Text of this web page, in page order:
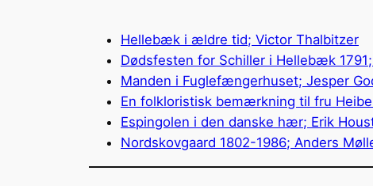
Hellebæk i ældre tid; Victor Thalbitzer
Dødsfesten for Schiller i Hellebæk
Manden i Fuglefængerhuset; Jesper
En folkloristisk bemærkning til fru
Espingolen i den danske hær; Erik
Nordskovgaard 1802-1986; Anders